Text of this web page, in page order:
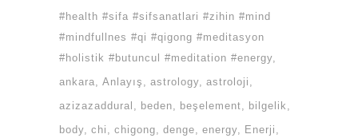
#health #sifa #sifsanatlari #zihin #mind
#mindfullnes #qi #qigong #meditasyon
#holistik #butuncul #meditation #energy
ankara
Anlayış astrology astroloji
azizazaddural
beden beşelement
bilgelik
body chi chigong denge energy Enerji